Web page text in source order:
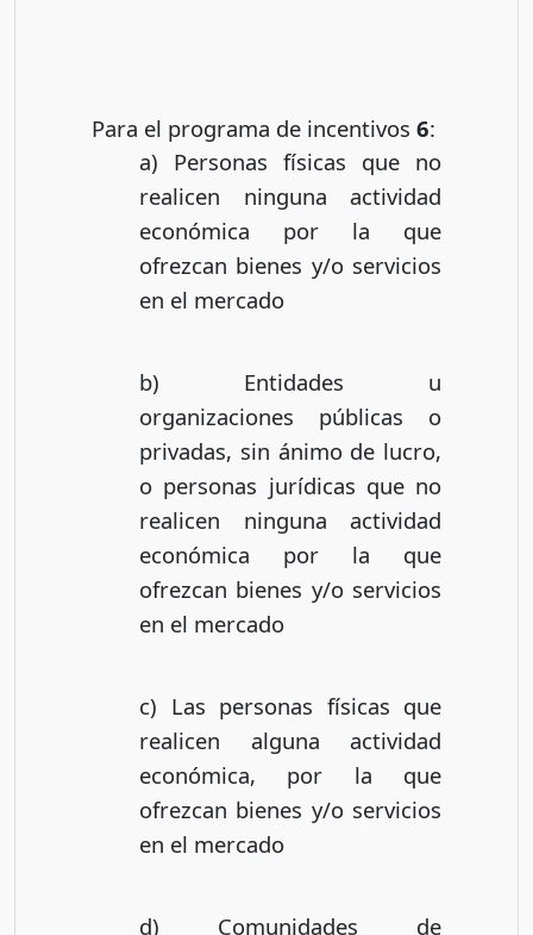
Para el programa de incentivos 6:
a) Personas físicas que no
realicen ninguna actividad
económica por la que
ofrezcan bienes y/o servicios
en el mercado
b) Entidades u
organizaciones públicas o
privadas, sin ánimo de lucro,
o personas jurídicas que no
realicen ninguna actividad
económica por la que
ofrezcan bienes y/o servicios
en el mercado
c) Las personas físicas que
realicen alguna actividad
económica, por la que
ofrezcan bienes y/o servicios
en el mercado
d) Comunidades de